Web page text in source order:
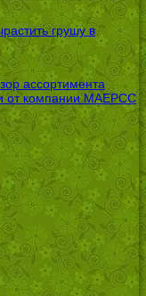
грушу в
ассортимента
от компании МАЕРСС